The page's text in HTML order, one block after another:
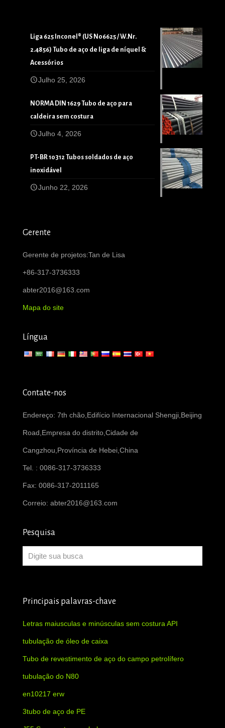
Liga 625 Inconel® (US N06625 / W.Nr.
2.4856) Tubo de aço de liga de níquel &
Acessórios
Julho 25, 2026
NORMA DIN 1629 Tubo de aço para
caldeira sem costura
Julho 4, 2026
PT-BR 10312 Tubos soldados de aço
inoxidável
Junho 22, 2026
Gerente
Gerente de projetos:Tan de Lisa
+86-317-3736333
abter2016@163.com
Mapa do site
Língua
Contate-nos
Endereço: 7th chão,Edifício Internacional Shengji,Beijing
Road,Empresa do distrito,Cidade de
Cangzhou,Província de Hebei,China
Tel. : 0086-317-3736333
Fax: 0086-317-2011165
Correio: abter2016@163.com
Pesquisa
Principais palavras-chave
Letras maiusculas e minúsculas sem costura API
tubulação de óleo de caixa
Tubo de revestimento de aço do campo petrolífero
tubulação do N80
en10217 erw
3tubo de aço de PE